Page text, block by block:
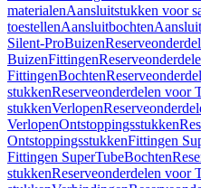
materialenAansluitstukken voor
toestellenAansluitbochten
Silent-ProBuizen
BuizenFittingen
FittingenBochten
stukkenReserveonderdelen voor
stukkenVerlopen
VerlopenOntstoppingsstukken
OntstoppingsstukkenFittingen
Fittingen SuperTubeBochten
stukkenReserveonderdelen voor